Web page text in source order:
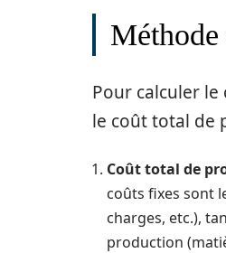
Pour calculer
le coût total de
Coût total de
coûts fixes sont
charges, etc.),
production